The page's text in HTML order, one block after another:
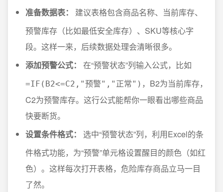
准备数据表：
建议表格包含商品名称、当前库存、
预警库存（比如最低安全库存）、SKU等核心字
段。这样一来，后续数据处理会清晰很多。
添加预警公式：
在“预警状态”列输入公式，比如
=IF(B2<=C2,"预警","正常") ，B2为当前库存，
C2为预警库存。这行公式能帮你一眼看出哪些商品
快要断货。
设置条件格式：
选中“预警状态”列，利用Excel的条
件格式功能，为“预警”单元格设置醒目的颜色（如红
色）。这样每次打开表格，危险库存商品立马一目
了然。